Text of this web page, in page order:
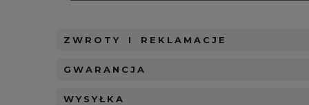
ZWROTY I REKLAMACJE
GWARANCJA
WYSYŁKA